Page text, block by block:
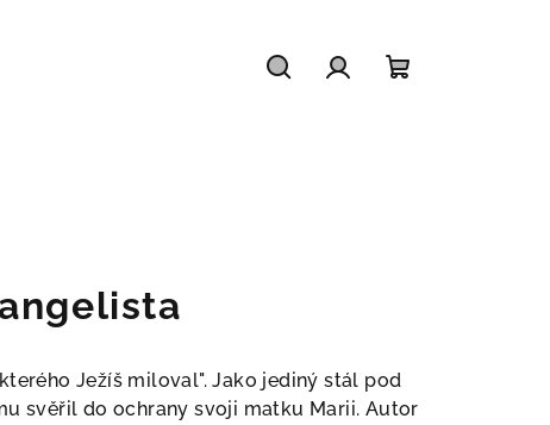
Ježíš miloval". Jako jediný stál pod
svěřil do ochrany svoji matku Marii. Autor